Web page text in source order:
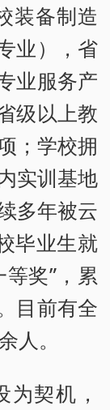
装备制造
业），省
业服务产
级以上教
；学校拥
实训基地
多年被云
毕业生就
奖”，累
目前有全
人。
为契机，